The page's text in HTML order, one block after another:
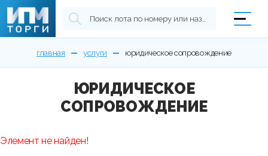
главная услуги юридическое сопровождение
ЮРИДИЧЕСКОЕ
СОПРОВОЖДЕНИЕ
Элемент не найден!